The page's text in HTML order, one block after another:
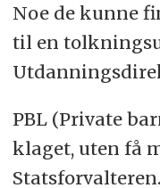
Noe de kunne
til en
PBL (Private
klaget, uten få